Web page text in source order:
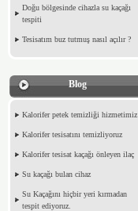
Doğu bölgesinde cihazla su kaçağı
tespiti
Tesisatım buz tutmuş nasıl açılır ?
Blog
Kalorifer petek temizliği hizmetimiz
Kalorifer tesisatını temizliyoruz
Kalorifer tesisat kaçağı önleyen ilaç
Su kaçağı bulan cihaz
Su Kaçağını hiçbir yeri kırmadan
tespit ediyoruz.